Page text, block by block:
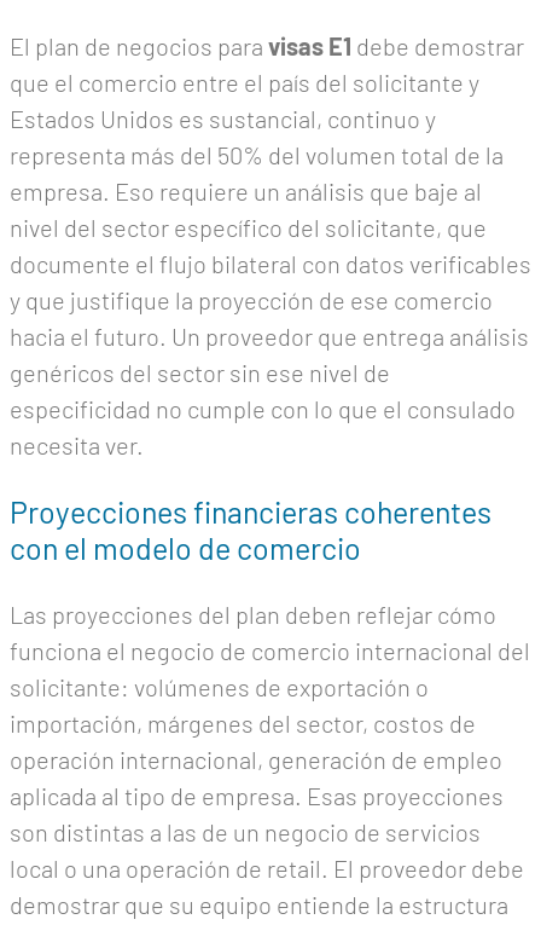
El plan de negocios para visas E1 debe demostrar
que el comercio entre el país del solicitante y
Estados Unidos es sustancial, continuo y
representa más del 50% del volumen total de la
empresa. Eso requiere un análisis que baje al
nivel del sector específico del solicitante, que
documente el flujo bilateral con datos verificables
y que justifique la proyección de ese comercio
hacia el futuro. Un proveedor que entrega análisis
genéricos del sector sin ese nivel de
especificidad no cumple con lo que el consulado
necesita ver.
Proyecciones financieras coherentes
con el modelo de comercio
Las proyecciones del plan deben reflejar cómo
funciona el negocio de comercio internacional del
solicitante: volúmenes de exportación o
importación, márgenes del sector, costos de
operación internacional, generación de empleo
aplicada al tipo de empresa. Esas proyecciones
son distintas a las de un negocio de servicios
local o una operación de retail. El proveedor debe
demostrar que su equipo entiende la estructura